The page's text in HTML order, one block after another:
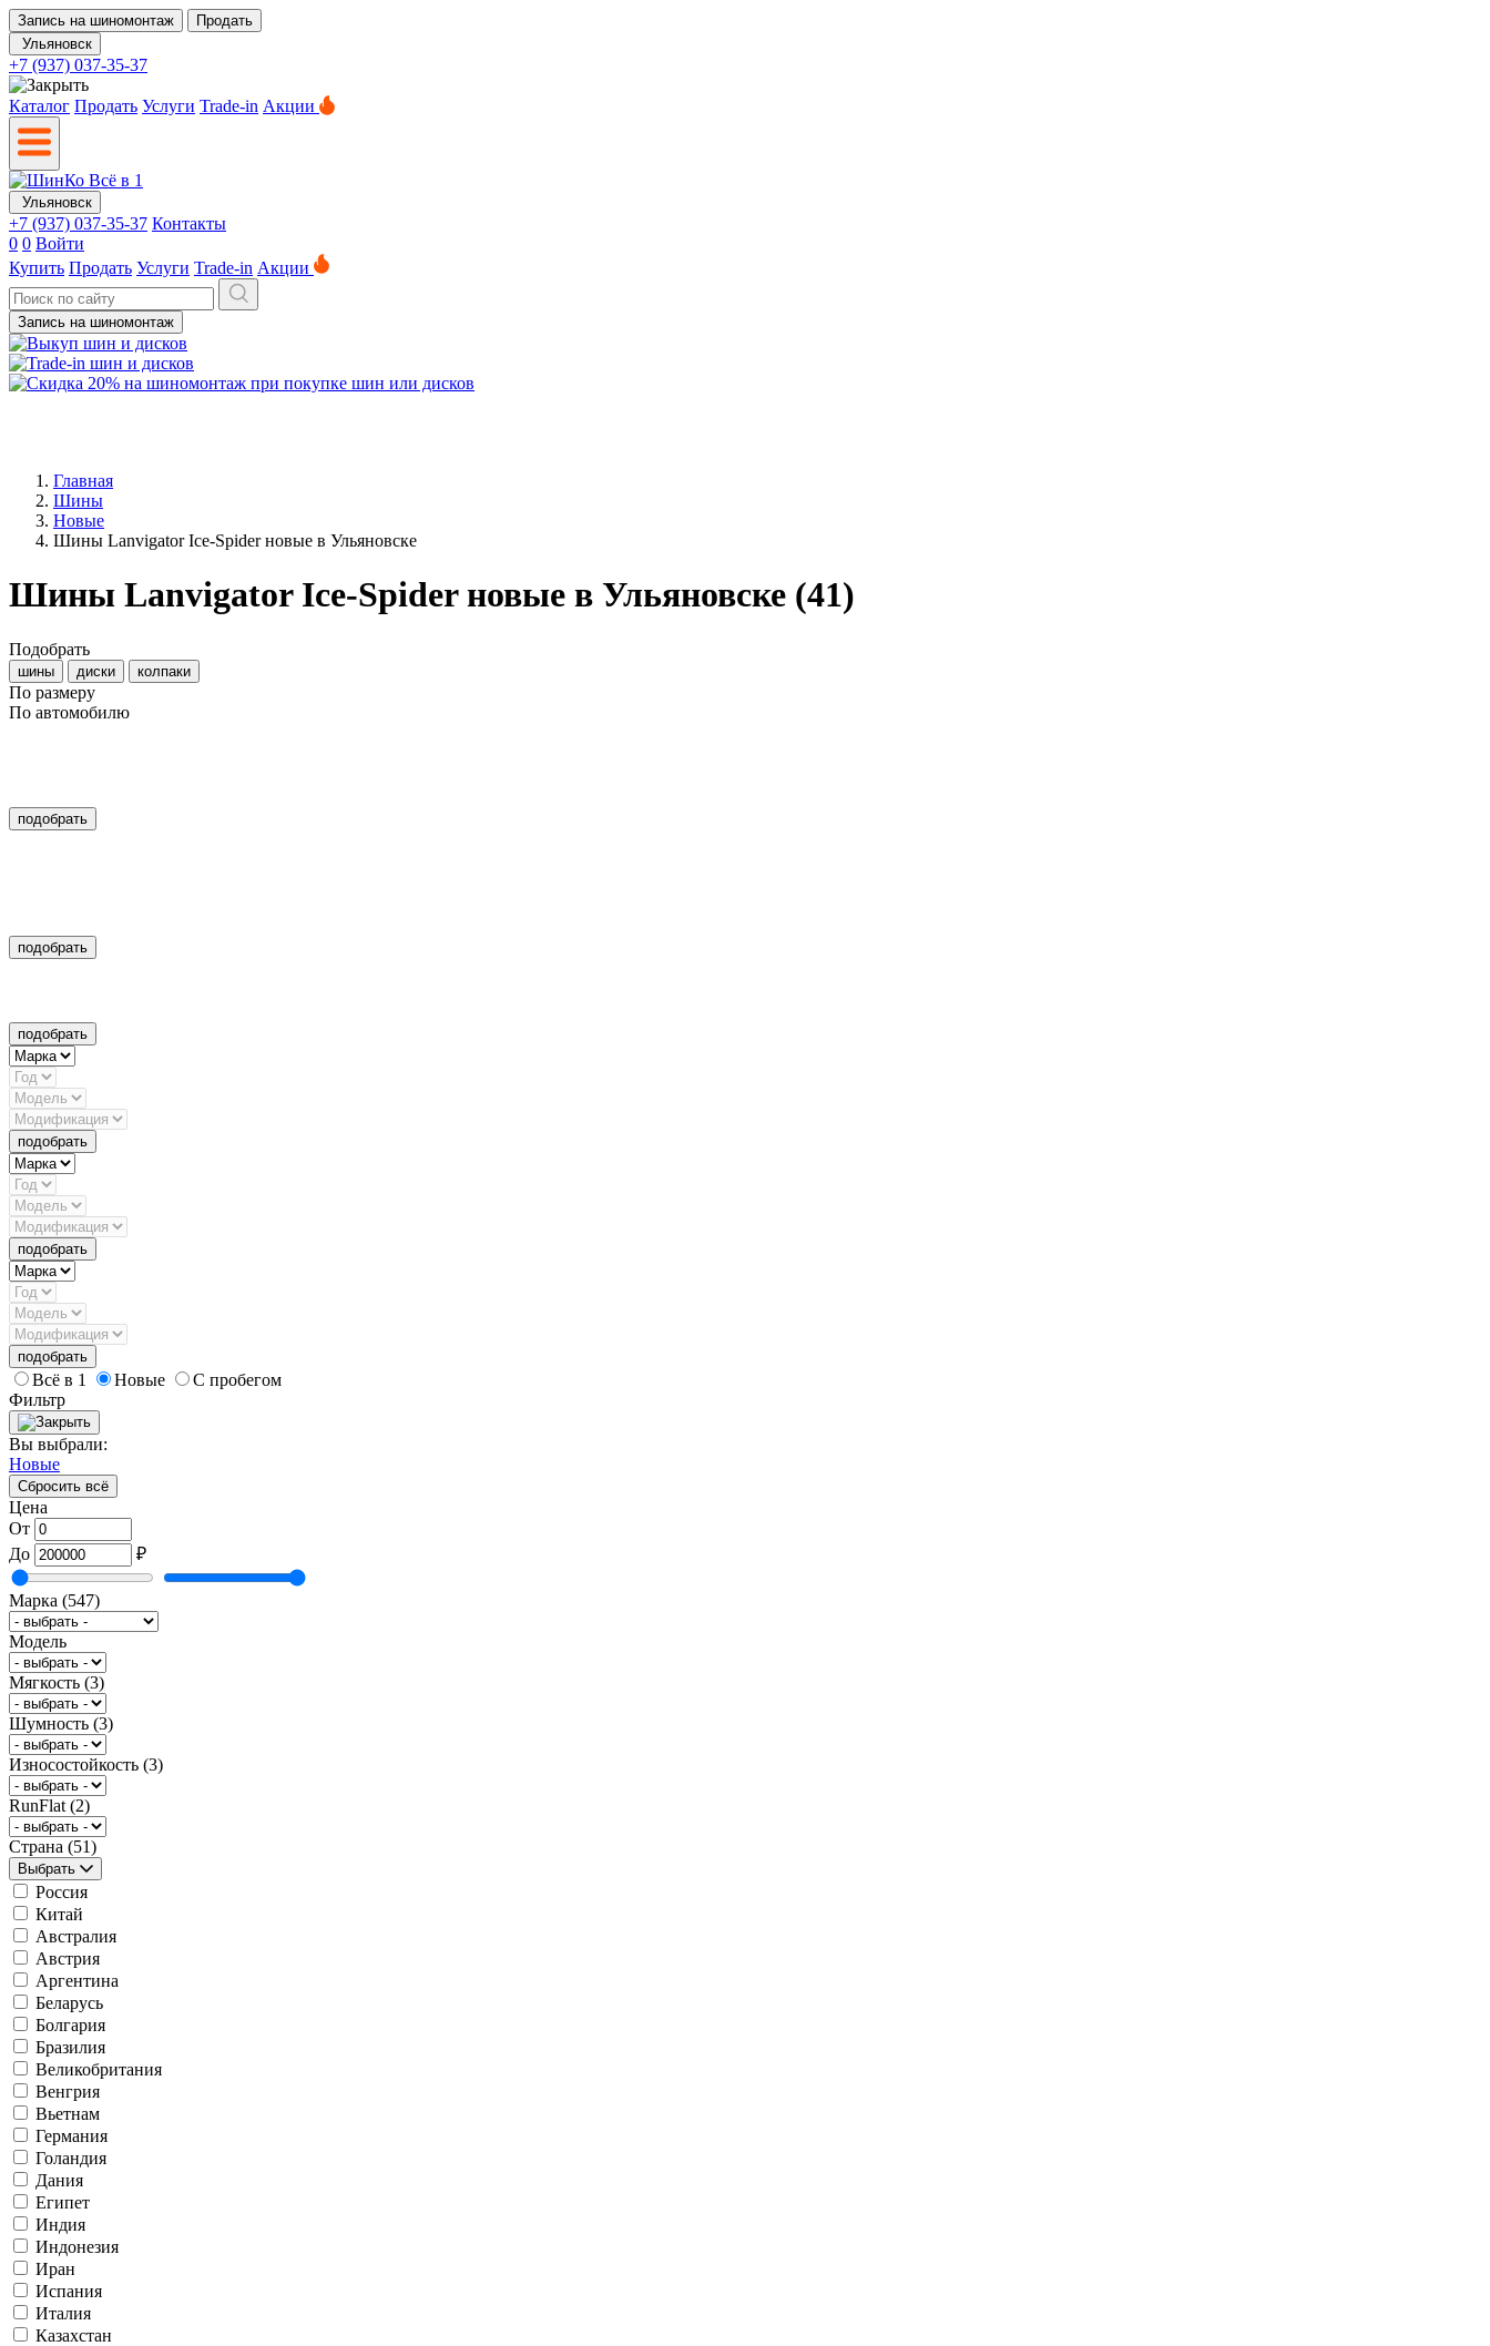
Запись на шиномонтаж
Продать
Ульяновск
+7 (937) 037-35-37
Каталог Продать Услуги Trade-in Акции
Ульяновск
+7 (937) 037-35-37 Контакты
0 0 Войти
Купить Продать Услуги Trade-in Акции
Запись на шиномонтаж
Главная
Шины
Новые
Шины Lanvigator Ice-Spider новые в Ульяновске
Шины Lanvigator Ice-Spider новые в Ульяновске (41)
Подобрать
шины диски колпаки
По размеру
По автомобилю
подобрать
подобрать
подобрать
подобрать
подобрать
подобрать
Всё в 1 Новые
С пробегом
Фильтр
Вы выбрали:
Новые
Сбросить всё
Цена
От
До
₽
Марка (547)
Модель
Мягкость (3)
Шумность (3)
Износостойкость (3)
RunFlat (2)
Страна (51)
Выбрать
Россия
Китай
Австралия
Австрия
Аргентина
Беларусь
Болгария
Бразилия
Великобритания
Венгрия
Вьетнам
Германия
Голандия
Дания
Египет
Индия
Индонезия
Иран
Испания
Италия
Казахстан